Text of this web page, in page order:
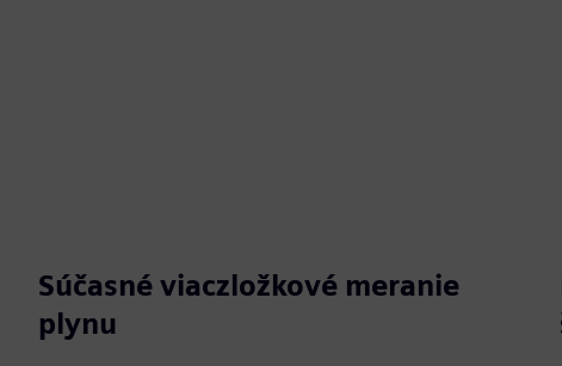
Súčasné viaczložkové meranie
plynu